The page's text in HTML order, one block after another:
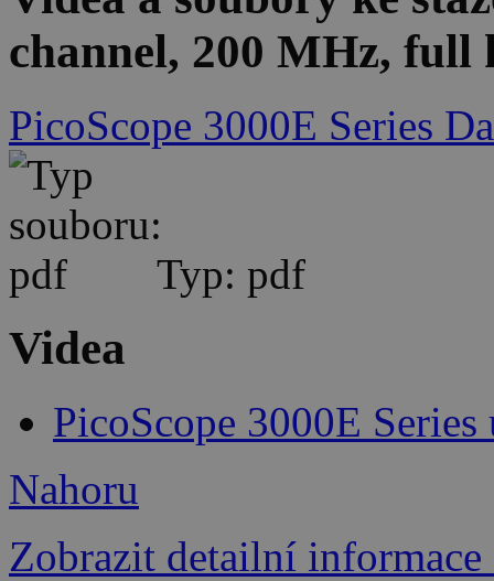
channel, 200 MHz, full
PicoScope 3000E Series
Typ: pdf
Videa
PicoScope 3000E
Nahoru
Zobrazit detailní informace